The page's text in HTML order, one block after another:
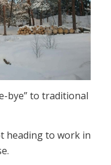
bye” to traditional
heading to work in